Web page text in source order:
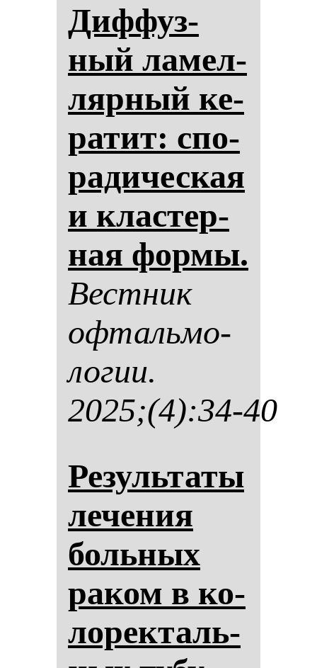
Диф­фуз­
ный ла­мел­
ляр­ный ке­
ра­тит: спо­
ра­ди­чес­кая
и клас­тер­
ная фор­мы.
Вес­тник
оф­таль­мо­
ло­гии.
2025;(4):34-40
Ре­зуль­та­ты
ле­че­ния
боль­ных
ра­ком в ко­
ло­рек­таль­